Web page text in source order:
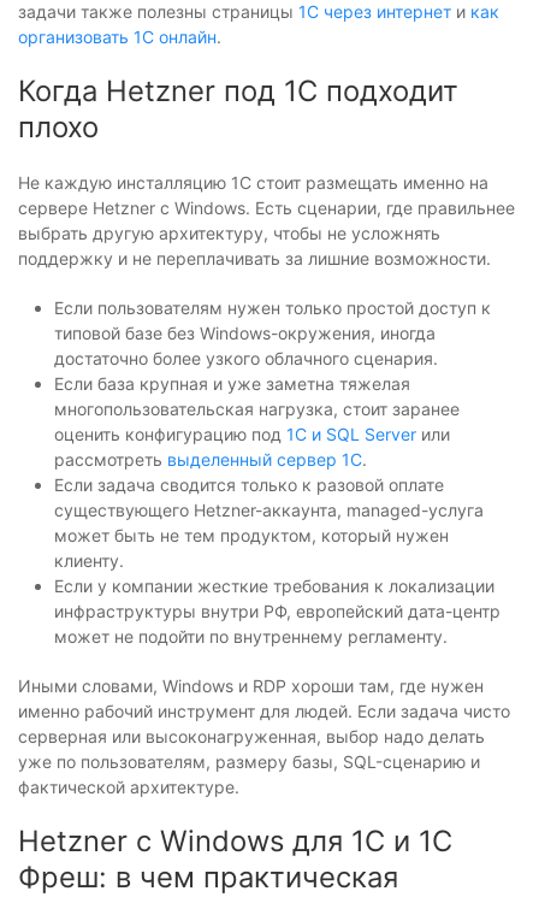
задачи также полезны страницы 1С через интернет и как
организовать 1С онлайн.
Когда Hetzner под 1С подходит
плохо
Не каждую инсталляцию 1С стоит размещать именно на
сервере Hetzner с Windows. Есть сценарии, где правильнее
выбрать другую архитектуру, чтобы не усложнять
поддержку и не переплачивать за лишние возможности.
Если пользователям нужен только простой доступ к
типовой базе без Windows-окружения, иногда
достаточно более узкого облачного сценария.
Если база крупная и уже заметна тяжелая
многопользовательская нагрузка, стоит заранее
оценить конфигурацию под 1С и SQL Server или
рассмотреть выделенный сервер 1С.
Если задача сводится только к разовой оплате
существующего Hetzner-аккаунта, managed-услуга
может быть не тем продуктом, который нужен
клиенту.
Если у компании жесткие требования к локализации
инфраструктуры внутри РФ, европейский дата-центр
может не подойти по внутреннему регламенту.
Иными словами, Windows и RDP хороши там, где нужен
именно рабочий инструмент для людей. Если задача чисто
серверная или высоконагруженная, выбор надо делать
уже по пользователям, размеру базы, SQL-сценарию и
фактической архитектуре.
Hetzner с Windows для 1С и 1С
Фреш: в чем практическая